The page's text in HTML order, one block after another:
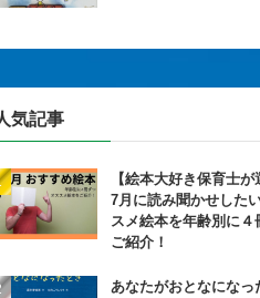
気記事
【絵本大好き保育士が
7月に読み聞かせした
スメ絵本を年齢別に４
ご紹介！
あなたがおとなになっ